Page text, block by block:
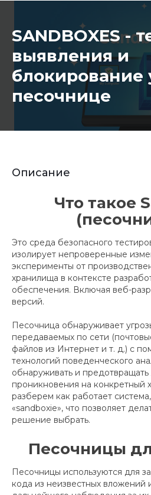
SANDBOXES -
выявления и
блокирование
песочнице
Описание
Что такое
Это среда безопасного
изолирует непроверенные
эксперименты от
хранилища в контексте
обеспечения. Включая веб-
версий.
Песочница обнаруживает
передаваемых по сети
файлов из Интернет и т. д.) с
технологий поведенческого
обнаруживать и предотвращать
проникновения на конкретный
разберем как работает
«sandboxie», что позволяет
решение выбрать.
Песочницы
Песочницы используются для
кода из неизвестных вложений